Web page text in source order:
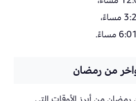
من رمضان